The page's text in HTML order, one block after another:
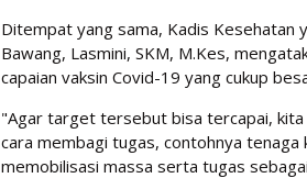
Ditempat yang sama, Kadis Kesehatan
Bawang, Lasmini, SKM, M.Kes,
capaian vaksin Covid-19 yang cukup
"Agar target tersebut bisa tercapai, kita
cara membagi tugas, contohnya tenaga
memobilisasi massa serta tugas